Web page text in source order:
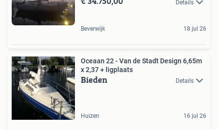
Details
Beverwijk 18 jul 26
Oceaan 22 - Van de Stadt Design 6,65m
x 2,37 + ligplaats
Bieden Details
Huizen 16 jul 26